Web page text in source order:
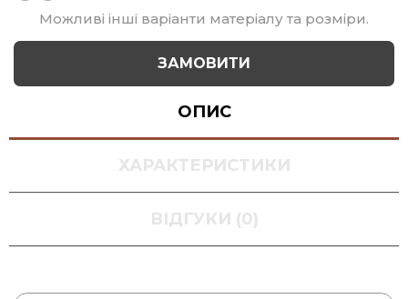
Можливі інші варіанти матеріалу та розміри.
ЗАМОВИТИ
ОПИС
ХАРАКТЕРИСТИКИ
ВІДГУКИ (0)